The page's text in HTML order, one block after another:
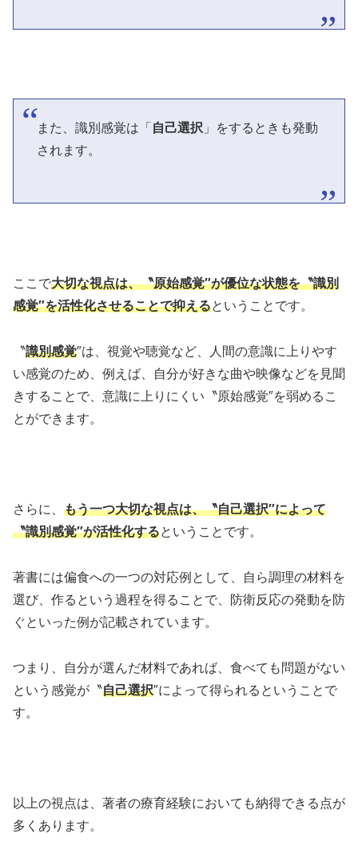
また、識別感覚は「 自己選択 」をするときも発動
されます。
ここで大切な視点は、〝原始感覚″が優位な状態を〝識別
感覚″を活性化させることで抑えるということです。
〝識別感覚″は、視覚や聴覚など、人間の意識に上りやす
い感覚のため、例えば、自分が好きな曲や映像などを見聞
きすることで、意識に上りにくい〝原始感覚″を弱めるこ
とができます。
さらに、 もう一つ大切な視点は、〝自己選択″によって
〝識別感覚″が活性化するということです。
著書には偏食への一つの対応例として、自ら調理の材料を
選び、作るという過程を得ることで、防衛反応の発動を防
ぐといった例が記載されています。
つまり、自分が選んだ材料であれば、食べても問題がない
という感覚が〝自己選択″によって得られるということで
す。
以上の視点は、著者の療育経験においても納得できる点が
多くあります。